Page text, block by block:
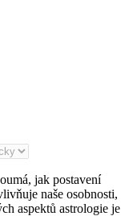
jak postavení
naše osobnosti,
aspektů astrologie je